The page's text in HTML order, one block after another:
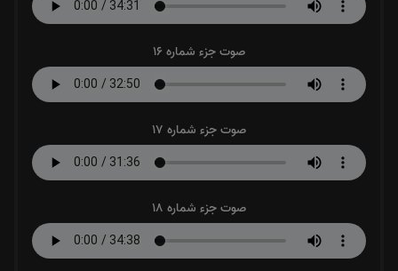
صوت جزء شماره 16
صوت جزء شماره 17
صوت جزء شماره 18